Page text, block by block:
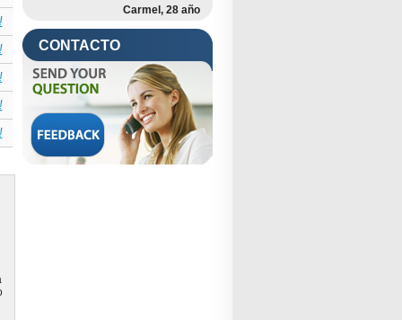
Carmel, 28 año
CONTACTO